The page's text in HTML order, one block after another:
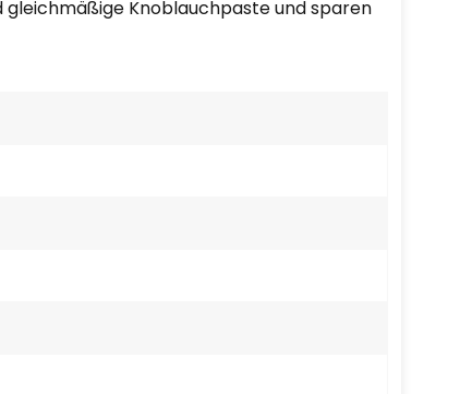
العربية
gleichmäßige Knoblauchpaste und sparen